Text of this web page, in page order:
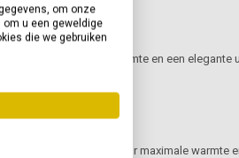
extra warmte en een
dikte
dekking en zorgen voor maximale warmte
om onze
u een geweldige
die we gebruiken